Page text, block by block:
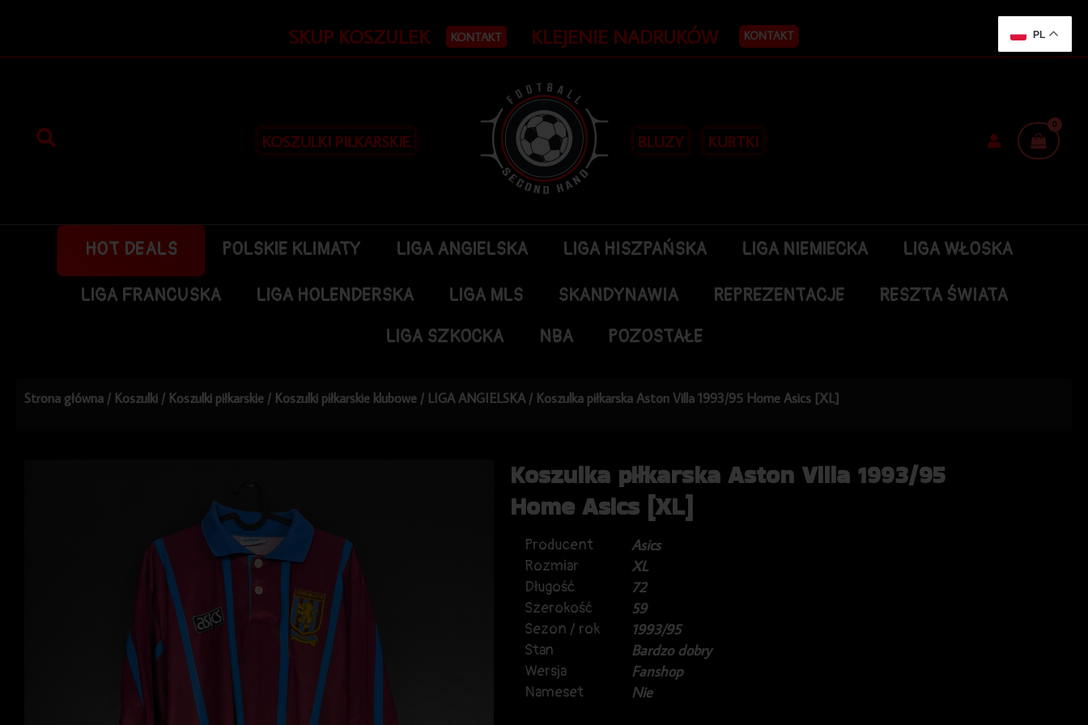
treści
SKUP KOSZULEK KONTAKT KLEJENIE NADRUKÓW KONTAKT
KOSZULKI PIŁKARSKIE BLUZY KURTKI
HOT DEALS POLSKIE KLIMATY LIGA ANGIELSKA LIGA HISZPAŃSKA LIGA NIEMIECKA LIGA WŁOSKA
LIGA FRANCUSKA LIGA HOLENDERSKA LIGA MLS SKANDYNAWIA REPREZENTACJE
RESZTA ŚWIATA
LIGA SZKOCKA
NBA POZOSTAŁE
Strona główna / Koszulki / Koszulki piłkarskie / Koszulki piłkarskie klubowe / LIGA ANGIELSKA / Koszulka piłkarska Aston Villa 1993/95 Home Asics [XL]
Koszulka piłkarska Aston Villa 1993/95
Home Asics [XL]
Producent
Asics
Rozmiar
XL
Długość
72
Szerokość
59
Sezon / rok
1993/95
Stan
Bardzo dobry
Wersja
Fanshop
Nameset
Nie
PL